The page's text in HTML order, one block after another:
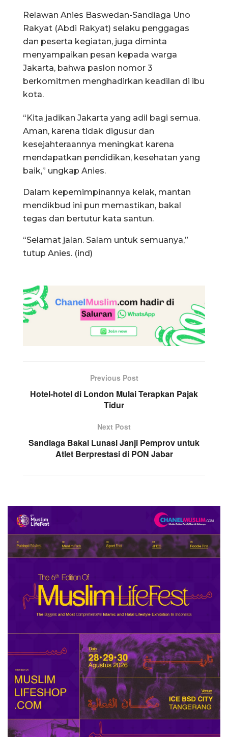
Relawan Anies Baswedan-Sandiaga Uno
Rakyat (Abdi Rakyat) selaku penggagas
dan peserta kegiatan, juga diminta
menyampaikan pesan kepada warga
Jakarta, bahwa paslon nomor 3
berkomitmen menghadirkan keadilan di ibu
kota.
“Kita jadikan Jakarta yang adil bagi semua.
Aman, karena tidak digusur dan
kesejahteraannya meningkat karena
mendapatkan pendidikan, kesehatan yang
baik,” ungkap Anies.
Dalam kepemimpinannya kelak, mantan
mendikbud ini pun memastikan, bakal
tegas dan bertutur kata santun.
“Selamat jalan. Salam untuk semuanya,”
tutup Anies. (ind)
Previous Post
Hotel-hotel di London Mulai Terapkan Pajak
Tidur
Next Post
Sandiaga Bakal Lunasi Janji Pemprov untuk
Atlet Berprestasi di PON Jabar